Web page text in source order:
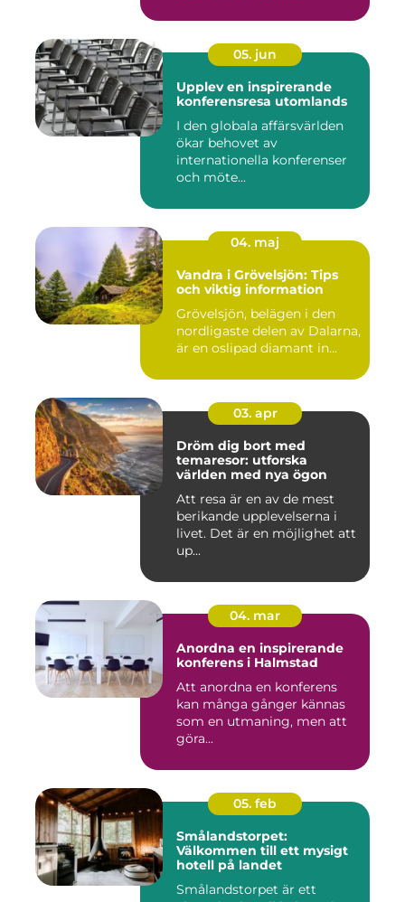
05. jun
Upplev en inspirerande
konferensresa utomlands
I den globala affärsvärlden
ökar behovet av
internationella konferenser
och möte...
04. maj
Vandra i Grövelsjön: Tips
och viktig information
Grövelsjön, belägen i den
nordligaste delen av Dalarna,
är en oslipad diamant in...
03. apr
Dröm dig bort med
temaresor: utforska
världen med nya ögon
Att resa är en av de mest
berikande upplevelserna i
livet. Det är en möjlighet att
up...
04. mar
Anordna en inspirerande
konferens i Halmstad
Att anordna en konferens
kan många gånger kännas
som en utmaning, men att
göra...
05. feb
Smålandstorpet:
Välkommen till ett mysigt
hotell på landet
Smålandstorpet är ett